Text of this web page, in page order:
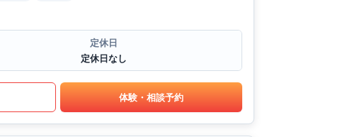
定休日
定休日なし
体験・相談予約